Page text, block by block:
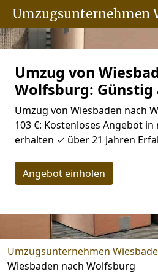
Umzugsunternehmen
Umzug von
Wolfsburg: Günstig
Umzug von Wiesbaden nach
103 €: Kostenloses Angebot
erhalten ✓ über 21 Jahren
Angebot einholen
Umzugsunternehmen
Wiesbaden nach Wolfsburg